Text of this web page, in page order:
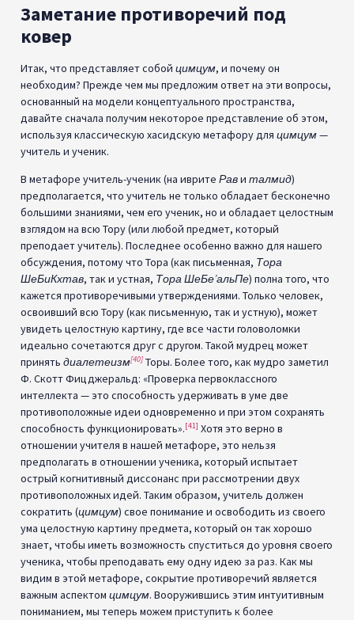
Заметание противоречий под
ковер
Итак, что представляет собой цимцум, и почему он
необходим? Прежде чем мы предложим ответ на эти вопросы,
основанный на модели концептуального пространства,
давайте сначала получим некоторое представление об этом,
используя классическую хасидскую метафору для цимцум—
учитель и ученик.
В метафоре учитель-ученик (на иврите Рави талмид)
предполагается, что учитель не только обладает бесконечно
большими знаниями, чем его ученик, но и обладает целостным
взглядом на всю Тору (или любой предмет, который
преподает учитель). Последнее особенно важно для нашего
обсуждения, потому что Тора (как письменная, Тора
ШеБиКхтав, так и устная, Тора ШеБе’альПе) полна того, что
кажется противоречивыми утверждениями. Только человек,
освоивший всю Тору (как письменную, так и устную), может
увидеть целостную картину, где все части головоломки
идеально сочетаются друг с другом. Такой мудрец может
принять диалетеизм[40] Торы. Более того, как мудро заметил
Ф. Скотт Фицджеральд: «Проверка первоклассного
интеллекта — это способность удерживать в уме две
противоположные идеи одновременно и при этом сохранять
способность функционировать».[41] Хотя это верно в
отношении учителя в нашей метафоре, это нельзя
предполагать в отношении ученика, который испытает
острый когнитивный диссонанс при рассмотрении двух
противоположных идей. Таким образом, учитель должен
сократить (цимцум) свое понимание и освободить из своего
ума целостную картину предмета, который он так хорошо
знает, чтобы иметь возможность спуститься до уровня своего
ученика, чтобы преподавать ему одну идею за раз. Как мы
видим в этой метафоре, сокрытие противоречий является
важным аспектом цимцум. Вооружившись этим интуитивным
пониманием, мы теперь можем приступить к более